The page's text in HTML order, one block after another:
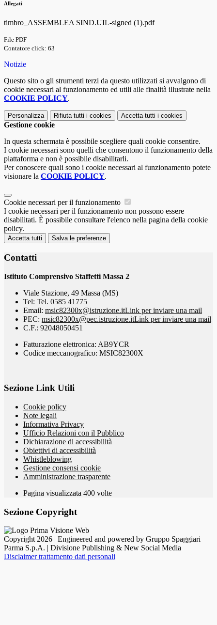
Allegati
timbro_ASSEMBLEA SIND.UIL-signed (1).pdf
File PDF
Contatore click: 63
Notizie
Questo sito o gli strumenti terzi da questo utilizzati si avvalgono di
cookie necessari al funzionamento ed utili alle finalità illustrate nella
COOKIE POLICY.
Personalizza Rifiuta tutti i cookies Accetta tutti i cookies
Gestione cookie
In questa schermata è possibile scegliere quali cookie consentire.
I cookie necessari sono quelli che consentono il funzionamento della
piattaforma e non è possibile disabilitarli.
Per conoscere quali sono i cookie necessari al funzionamento potete
visionare la COOKIE POLICY.
Cookie necessari per il funzionamento
I cookie necessari per il funzionamento non possono essere
disabilitati. È possibile consultare l'elenco nella pagina della cookie
policy.
Accetta tutti Salva le preferenze
Contatti
Istituto Comprensivo Staffetti Massa 2
Viale Stazione, 49 Massa (MS)
Tel: Tel. 0585 41775
Email: msic82300x@istruzione.itLink per inviare una mail
PEC: msic82300x@pec.istruzione.itLink per inviare una mail
C.F.: 92048050451
Fatturazione elettronica: AB9YCR
Codice meccanografico: MSIC82300X
Sezione Link Utili
Cookie policy
Note legali
Informativa Privacy
Ufficio Relazioni con il Pubblico
Dichiarazione di accessibilità
Obiettivi di accessibilità
Whistleblowing
Gestione consensi cookie
Amministrazione trasparente
Pagina visualizzata 400 volte
Sezione Copyright
Copyright 2026 | Engineered and powered by Gruppo Spaggiari
Parma S.p.A. | Divisione Publishing & New Social Media
Disclaimer trattamento dati personali